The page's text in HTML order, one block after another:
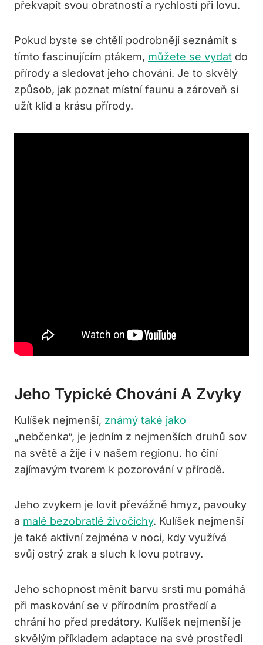
překvapit svou obratností a rychlostí při lovu.
Pokud byste se chtěli podrobněji seznámit s
tímto fascinujícím ptákem, můžete se vydat do
přírody a sledovat jeho chování. Je to skvělý
způsob, jak poznat místní faunu a zároveň si
užít klid a krásu přírody.
Jeho Typické Chování A Zvyky
Kulíšek nejmenší, známý také jako
„nebčenka“, je jedním z nejmenších druhů sov
na světě a žije i v našem regionu. ho činí
zajímavým tvorem k pozorování v přírodě.
Jeho zvykem je lovit převážně hmyz, pavouky
a malé bezobratlé živočichy. Kulíšek nejmenší
je také aktivní zejména v noci, kdy využívá
svůj ostrý zrak a sluch k lovu potravy.
Jeho schopnost měnit barvu srsti mu pomáhá
při maskování se v přírodním prostředí a
chrání ho před predátory. Kulíšek nejmenší je
skvělým příkladem adaptace na své prostředí